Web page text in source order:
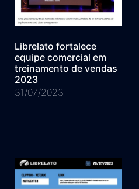
Librelato fortalece
equipe comercial em
treinamento de vendas
2023
31/07/2023